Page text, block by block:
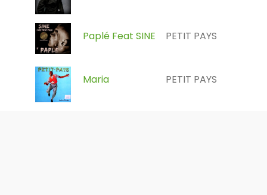
Paplé Feat SINE PETIT PAYS
Maria PETIT PAYS